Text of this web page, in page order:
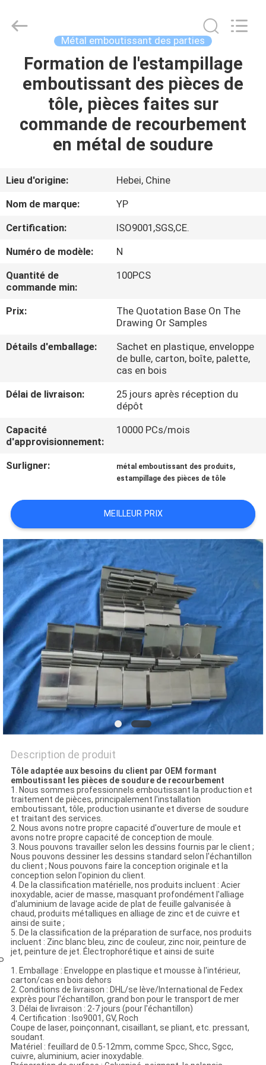
MAISON
PRODUITS
À
PROPOS
DE
VISITE
L'USINE
CONTRÔLE
QUALITÉ
NOUS
LES
AFFAIRES
PLAN
DU
SITE
PRIVACY
POLICY
WOODOO
TRADE
Métal emboutissant des parties
Formation de l'estampillage
emboutissant des pièces de
tôle, pièces faites sur
commande de recourbement
en métal de soudure
Lieu d'origine:
Hebei, Chine
Nom de marque:
YP
Certification:
ISO9001,SGS,CE.
Numéro de modèle:
N
Quantité de
commande min:
100PCS
Prix:
The Quotation Base On The
Drawing Or Samples
Détails d'emballage:
Sachet en plastique, enveloppe
de bulle, carton, boîte, palette,
cas en bois
Délai de livraison:
25 jours après réception du
dépôt
Capacité
d'approvisionnement:
10000 PCs/mois
Surligner: métal emboutissant des produits,
estampillage des pièces de tôle
MEILLEUR PRIX
Description de produit
Tôle adaptée aux besoins du client par OEM formant
emboutissant les pièces de soudure de recourbement
1. Nous sommes professionnels emboutissant la production et
traitement de pièces, principalement l'installation
emboutissant, tôle, production usinante et diverse de soudure
et traitant des services.
2. Nous avons notre propre capacité d'ouverture de moule et
avons notre propre capacité de conception de moule.
3. Nous pouvons travailler selon les dessins fournis par le client ;
Nous pouvons dessiner les dessins standard selon l'échantillon
du client ; Nous pouvons faire la conception originale et la
conception selon l'opinion du client.
4. De la classification matérielle, nos produits incluent : Acier
inoxydable, acier de masse, masquant profondément l'alliage
d'aluminium de lavage acide de plat de feuille galvanisée à
chaud, produits métalliques en alliage de zinc et de cuivre et
ainsi de suite ;
5. De la classification de la préparation de surface, nos produits
incluent : Zinc blanc bleu, zinc de couleur, zinc noir, peinture de
jet, peinture de jet. Électrophorétique et ainsi de suite
1. Emballage : Enveloppe en plastique et mousse à l'intérieur,
carton/cas en bois dehors
2. Conditions de livraison : DHL/se lève/International de Fedex
exprès pour l'échantillon, grand bon pour le transport de mer
3. Délai de livraison : 2-7 jours (pour l'échantillon)
4. Certification : Iso9001, GV, Roch
Coupe de laser, poinçonnant, cisaillant, se pliant, etc. pressant,
soudant.
Matériel : feuillard de 0.5-12mm, comme Spcc, Shcc, Sgcc,
cuivre, aluminium, acier inoxydable.